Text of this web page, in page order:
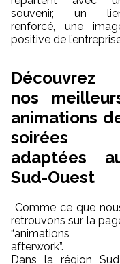
souvenir, un
renforcé, une
positive de
Découvrez
nos
animations
soirées
adaptées
Sud-Ouest
Comme ce que
retrouvons sur la
“animations
afterwork”.
Dans la région